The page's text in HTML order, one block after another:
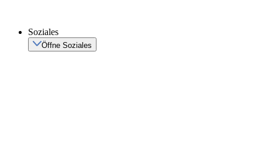
Soziales
Öffne Soziales